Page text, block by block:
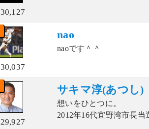
30,127
30,037
nao
naoです＾＾
29,927
サキマ淳(あつし)
想いをひとつに。
2012年16代宜野湾市長